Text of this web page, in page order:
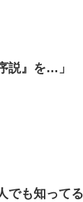
説』を…」
でも知って